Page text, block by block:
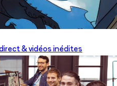
& vidéos inédites